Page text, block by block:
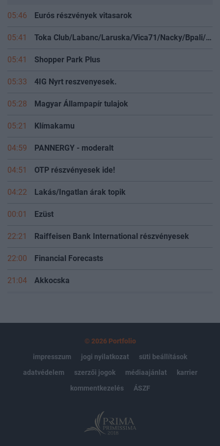
05:46 Eurós részvények vitasarok
05:41 Toka Club/Labanc/Laruska/Vica71/Nacky/Bpali/Oldrider/Josefernando/Mcbull/Kawaszabi
05:41 Shopper Park Plus
05:33 4IG Nyrt reszvenyesek.
05:28 Magyar Állampapír tulajok
05:21 Klímakamu
04:59 PANNERGY - moderalt
04:51 OTP részvényesek ide!
04:22 Lakás/Ingatlan árak topik
00:01 Ezüst
22:21 Raiffeisen Bank International részvényesek
22:00 Financial Forecasts
21:04 Akkocska
© 2026 Portfolio
impresszum
jogi nyilatkozat
süti beállítások
adatvédelem
szerzői jogok médiaajánlat
karrier
kommentkezelés
ÁSZF